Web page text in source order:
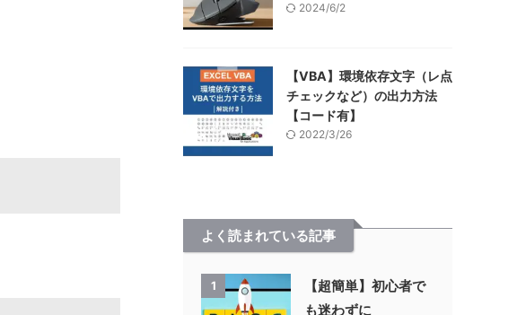
2024/6/2
【VBA】環境依存文字（レ点
チェックなど）の出力方法
【コード有】
2022/3/26
よく読まれている記事
1
【超簡単】初心者で
も迷わずに